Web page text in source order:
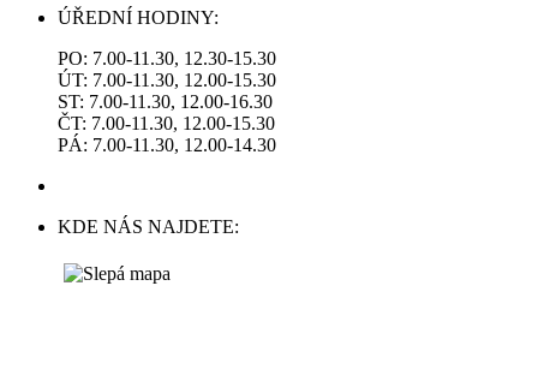
ÚŘEDNÍ HODINY:
PO: 7.00-11.30, 12.30-15.30
ÚT: 7.00-11.30, 12.00-15.30
ST: 7.00-11.30, 12.00-16.30
ČT: 7.00-11.30, 12.00-15.30
PÁ: 7.00-11.30, 12.00-14.30
KDE NÁS NAJDETE: